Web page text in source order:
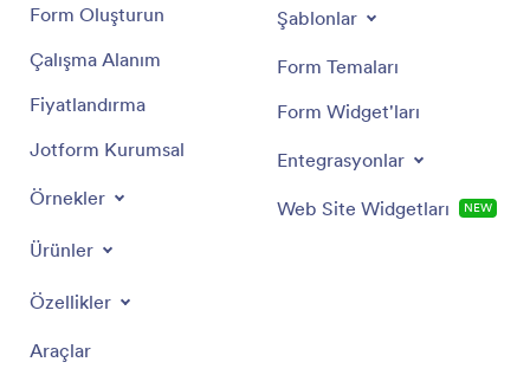
Form Oluşturun
Çalışma Alanım
Fiyatlandırma
Jotform Kurumsal
Örnekler
Ürünler
Özellikler
Araçlar
Şablonlar
Form Temaları
Form Widget'ları
Entegrasyonlar
Web Site Widgetları NEW